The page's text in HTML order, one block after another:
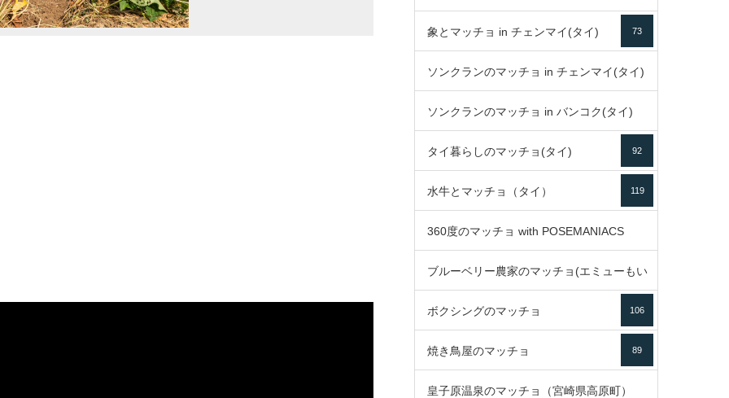
79
象とマッチョ in チェンマイ(タイ) 73
ソンクランのマッチョ in チェンマイ(タイ)
ソンクランのマッチョ in バンコク(タイ)
85
タイ暮らしのマッチョ(タイ) 92
水牛とマッチョ（タイ） 119
360度のマッチョ with POSEMANIACS
49
ブルーベリー農家のマッチョ(エミューもい
るよ) 72
ボクシングのマッチョ 106
焼き鳥屋のマッチョ 89
皇子原温泉のマッチョ（宮崎県高原町）